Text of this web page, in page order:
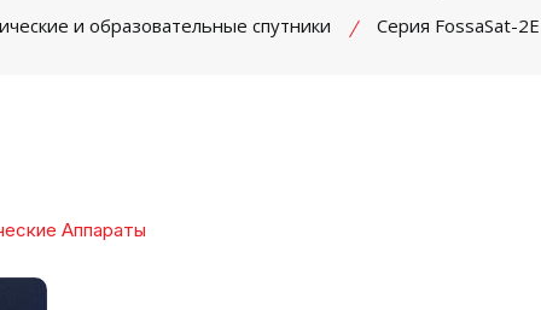
и образовательные спутники Серия FossaSat-
Аппараты